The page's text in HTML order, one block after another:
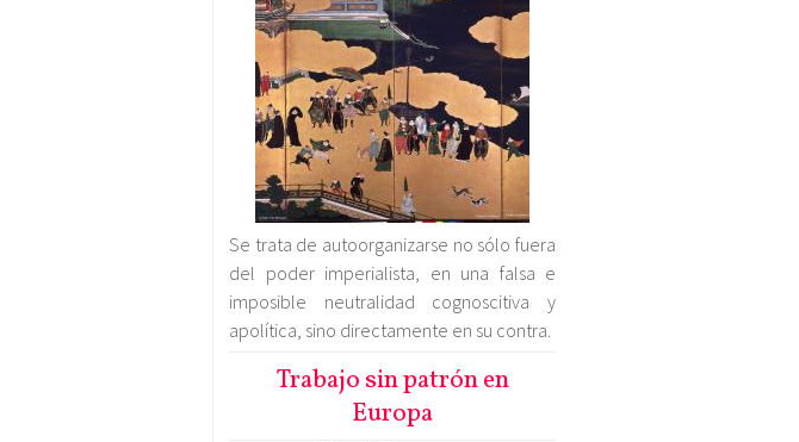
Se trata de autoorganizarse no sólo fuera
del poder imperialista, en una falsa e
imposible neutralidad cognoscitiva y
apolítica, sino directamente en su contra.
Trabajo sin patrón en
Europa